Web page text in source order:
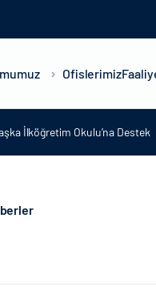
Ofislerimiz
İlköğretim Okulu’na Destek